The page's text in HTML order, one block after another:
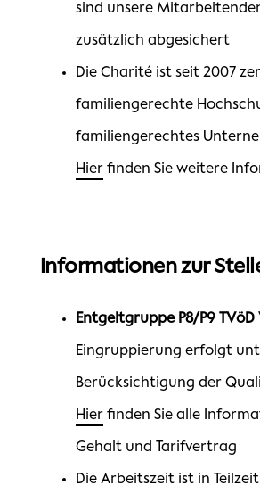
sind unsere
zusätzlich abgesichert
Die Charité ist seit 2007
familiengerechte
familiengerechtes
Hier finden Sie weitere
Informationen zur
Entgeltgruppe P8/P9 TVöD
Eingruppierung erfolgt
Berücksichtigung der
Hier finden Sie alle
Gehalt und Tarifvertrag
Die Arbeitszeit ist in